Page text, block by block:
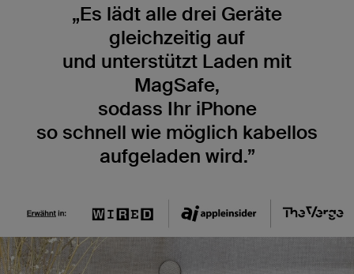
„Es lädt alle drei Geräte
gleichzeitig auf
und unterstützt Laden mit
MagSafe,
sodass Ihr iPhone
so schnell wie möglich kabellos
aufgeladen wird.”